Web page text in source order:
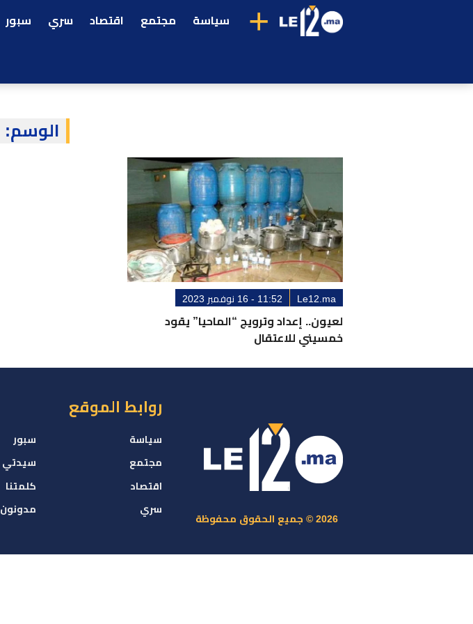
+ سياسة مجتمع اقتصاد سري سبور
الوسم:
Le12.ma 11:52 - 16 نوفمبر 2023
لعيون.. إعداد وترويج “الماحيا” يقود
خمسيني للاعتقال
2026 © جميع الحقوق محفوظة
روابط الموقع
سياسة
مجتمع
اقتصاد
سري
سبور
سيدتي
كلمتنا
مدونون